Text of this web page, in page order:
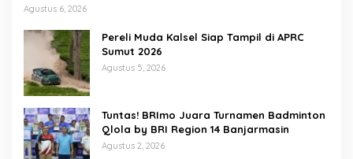
Agustus 6, 2026
Pereli Muda Kalsel Siap Tampil di APRC
Sumut 2026
Agustus 5, 2026
Tuntas! BRImo Juara Turnamen Badminton
Qlola by BRI Region 14 Banjarmasin
Agustus 2, 2026